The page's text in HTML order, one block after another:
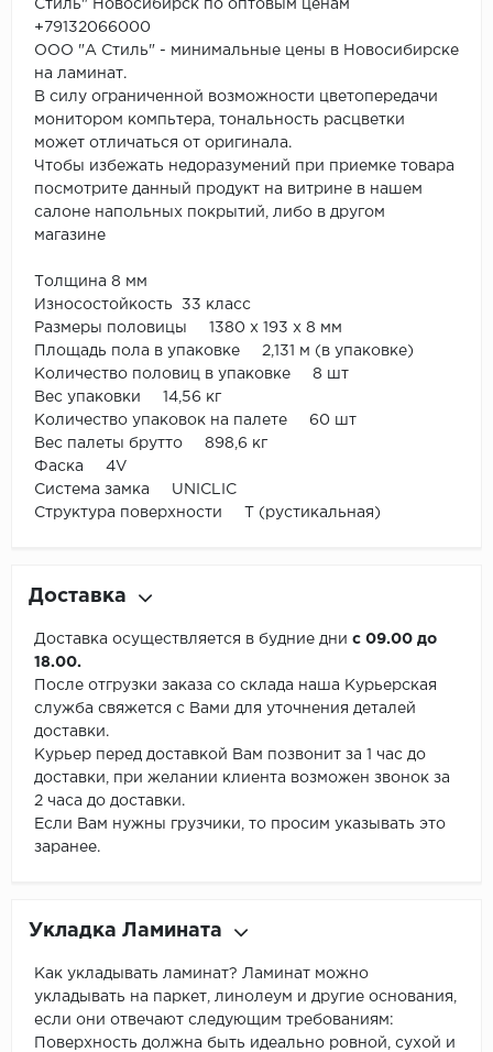
Стиль" Новосибирск по оптовым ценам
+79132066000
ООО "А Стиль" - минимальные цены в Новосибирске
на ламинат.
В силу ограниченной возможности цветопередачи
монитором компьтера, тональность расцветки
может отличаться от оригинала.
Чтобы избежать недоразумений при приемке товара
посмотрите данный продукт на витрине в нашем
салоне напольных покрытий, либо в другом
магазине
Толщина 8 мм
Износостойкость 33 класс
Размеры половицы 1380 х 193 х 8 мм
Площадь пола в упаковке 2,131 м (в упаковке)
Количество половиц в упаковке 8 шт
Вес упаковки 14,56 кг
Количество упаковок на палете 60 шт
Вес палеты брутто 898,6 кг
Фаска 4V
Система замка UNICLIC
Структура поверхности Т (рустикальная)
Доставка
Доставка осуществляется в будние дни с 09.00 до
18.00.
После отгрузки заказа со склада наша Курьерская
служба свяжется с Вами для уточнения деталей
доставки.
Курьер перед доставкой Вам позвонит за 1 час до
доставки, при желании клиента возможен звонок за
2 часа до доставки.
Если Вам нужны грузчики, то просим указывать это
заранее.
Укладка Ламината
Как укладывать ламинат? Ламинат можно
укладывать на паркет, линолеум и другие основания,
если они отвечают следующим требованиям:
Поверхность должна быть идеально ровной, сухой и